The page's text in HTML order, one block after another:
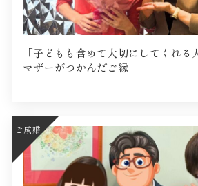
「子どもも含めて大切にしてくれ
マザーがつかんだご縁
ご成婚